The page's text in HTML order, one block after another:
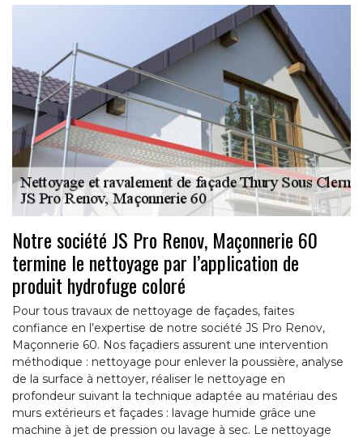
Notre société JS Pro Renov, Maçonnerie 60
termine le nettoyage par l’application de
produit hydrofuge coloré
Pour tous travaux de nettoyage de façades, faites
confiance en l’expertise de notre société JS Pro Renov,
Maçonnerie 60. Nos façadiers assurent une intervention
méthodique : nettoyage pour enlever la poussière, analyse
de la surface à nettoyer, réaliser le nettoyage en
profondeur suivant la technique adaptée au matériau des
murs extérieurs et façades : lavage humide grâce une
machine à jet de pression ou lavage à sec. Le nettoyage